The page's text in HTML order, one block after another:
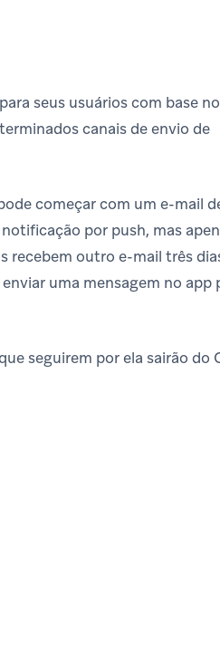
seus usuários com base no
canais de envio de
começar com um e-mail
por push, mas
recebem outro e-mail três
uma mensagem no app
seguirem por ela sairão do